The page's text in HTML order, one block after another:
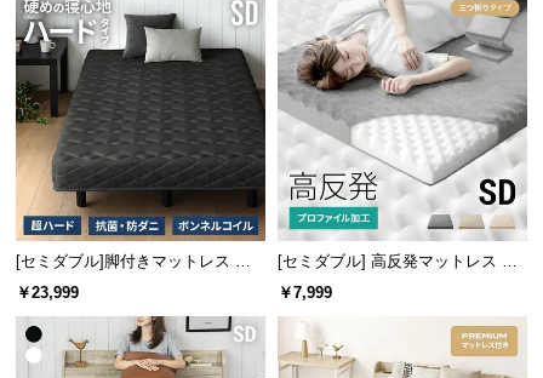
[セミダブル]脚付きマットレス ボ
ンネルコイル ハードタイプ
￥23,999
[セミダブル] 高反発マットレス 体
圧分散プロファイル加工 厚さ10cm
￥7,999